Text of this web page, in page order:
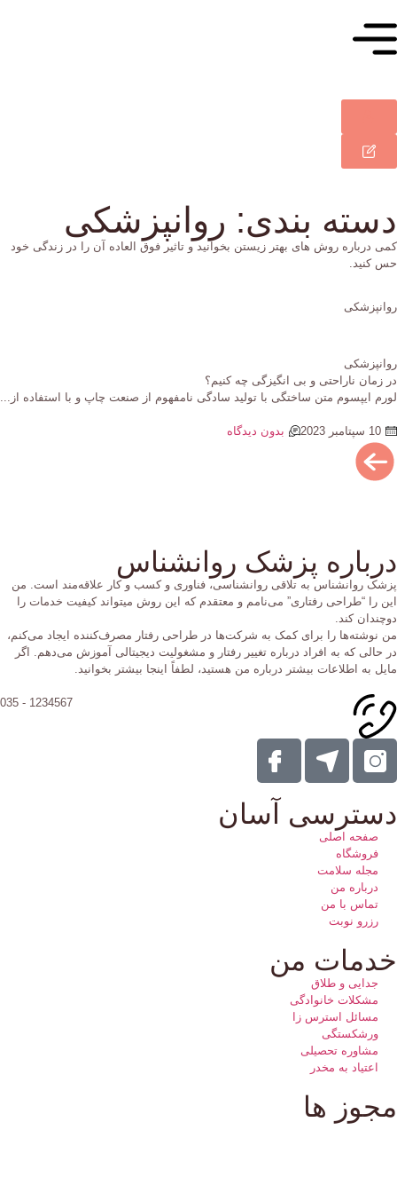
بندی: روانپزشکی
درباره روش های بهتر زیستن بخوانید و تاثیر فوق العاده آن را در زندگی خود
کنید.
زمان ناراحتی و بی انگیزگی چه کنیم؟
ایپسوم متن ساختگی با تولید سادگی نامفهوم از صنعت چاپ و با استفاده از...
10 سپتامبر 2023 بدون دیدگاه
پزشک روانشناس
روانشناس به تلاقی روانشناسی، فناوری و کسب و کار علاقه‌مند است. من
را “طراحی رفتاری” می‌نامم و معتقدم که این روش میتواند کیفیت خدمات را
کند.
نوشته‌ها را برای کمک به شرکت‌ها در طراحی رفتار مصرف‌کننده ایجاد می‌کنم،
حالی که به افراد درباره تغییر رفتار و مشغولیت دیجیتالی آموزش می‌دهم. اگر
به اطلاعات بیشتر درباره من هستید، لطفاً اینجا بیشتر بخوانید.
1234567 - 035
آسان
صفحه اصلی
فروشگاه
مجله سلامت
درباره من
تماس با من
رزرو نوبت
من
جدایی و طلاق
مشکلات خانوادگی
مسائل استرس زا
ورشکستگی
مشاوره تحصیلی
اعتیاد به مخدر
ها